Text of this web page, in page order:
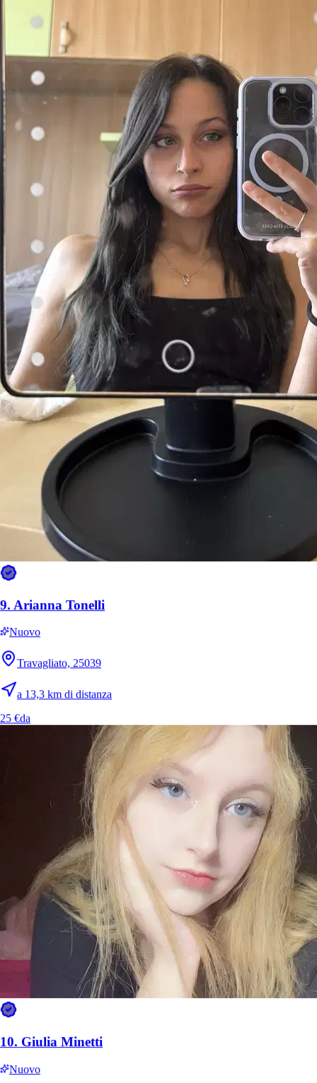
Sofia
Nuovo
Calcinato, 25011
a 15 km di distanza
13.Lucia Molinari
Desenzano del Garda, 25015
a 29,3 km di distanza
9. Arianna Tonelli
Nuovo
Travagliato, 25039
a 13,3 km di distanza
25 €da
10. Giulia Minetti
Nuovo